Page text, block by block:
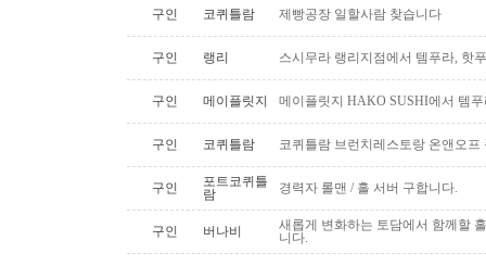
구인 코퀴틀람 제빵공장 일할사람 찾습니다
구인 랭리 스시무라 랭리지점에서 템푸라, 핫
구인 메이플릿지 메이플릿지 HAKO SUSHI에서 템
구인 코퀴틀람 코퀴틀람 브런치레스토랑 온앤오프
구인
포트코퀴틀
람
경력자 롤맨 / 홀 서버 구합니다.
구인 버나비
새롭게 변화하는 토담에서 함께할
니다.